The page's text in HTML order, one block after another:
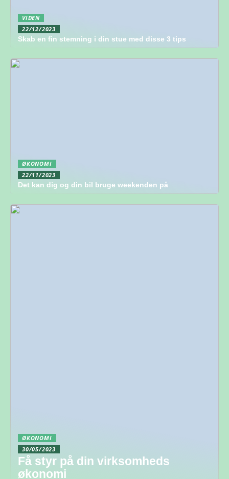
VIDEN
22/12/2023
Skab en fin stemning i din stue med disse 3 tips
ØKONOMI
22/11/2023
Det kan dig og din bil bruge weekenden på
ØKONOMI
30/05/2023
Få styr på din virksomheds
økonomi